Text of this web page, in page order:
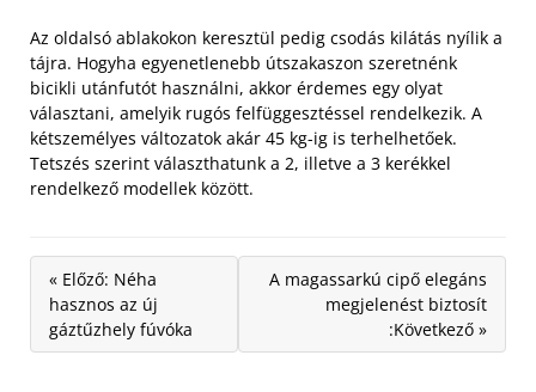
Az oldalsó ablakokon keresztül pedig csodás kilátás nyílik a
tájra. Hogyha egyenetlenebb útszakaszon szeretnénk
bicikli utánfutót használni, akkor érdemes egy olyat
választani, amelyik rugós felfüggesztéssel rendelkezik. A
kétszemélyes változatok akár 45 kg-ig is terhelhetőek.
Tetszés szerint választhatunk a 2, illetve a 3 kerékkel
rendelkező modellek között.
« Előző: Néha
hasznos az új
gáztűzhely fúvóka
A magassarkú cipő elegáns
megjelenést biztosít
:Következő »